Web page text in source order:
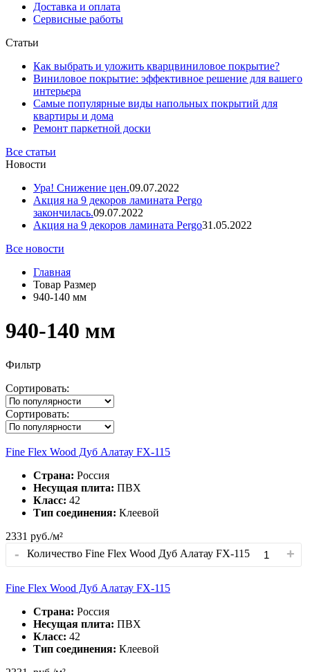
Доставка и оплата
Сервисные работы
Статьи
Как выбрать и уложить кварцвиниловое покрытие?
Виниловое покрытие: эффективное решение для вашего
интерьера
Самые популярные виды напольных покрытий для
квартиры и дома
Ремонт паркетной доски
Все статьи
Новости
Ура! Снижение цен.09.07.2022
Акция на 9 декоров ламината Pergo
закончилась.09.07.2022
Акция на 9 декоров ламината Pergo31.05.2022
Все новости
Главная
Товар Размер
940-140 мм
940-140 мм
Фильтр
Сортировать:
Сортировать:
Fine Flex Wood Дуб Алатау FX-115
Страна: Россия
Несущая плита: ПВХ
Класс: 42
Тип соединения: Клеевой
2331 руб./м²
- Количество Fine Flex Wood Дуб Алатау FX-115 +
Fine Flex Wood Дуб Алатау FX-115
Страна: Россия
Несущая плита: ПВХ
Класс: 42
Тип соединения: Клеевой